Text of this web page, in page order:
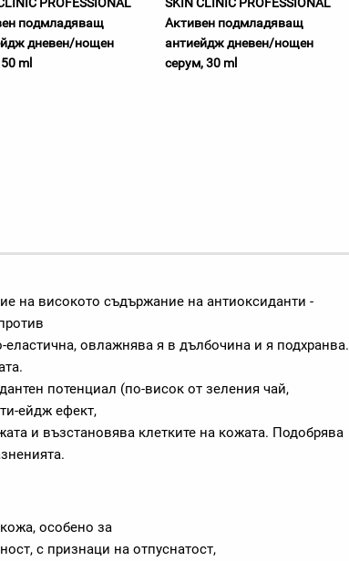
подмладяващ
дневен/нощен
ml
Активен подмладяващ
антиейдж дневен/нощен
серум, 30 ml
на високото съдържание на антиоксиданти -
овлажнява я в дълбочина и я подхранва.
потенциал (по-висок от зеления чай,
ейдж ефект,
и възстановява клетките на кожата. Подобрява
особено за
с признаци на отпуснатост,